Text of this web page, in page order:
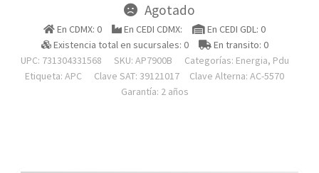
Agotado
En CDMX: 0 En CEDI CDMX:
En CEDI GDL: 0
Existencia total en sucursales: 0
En transito: 0
UPC: 731304331568
SKU: AP7900B Categorías: Energia, Pdu
Etiqueta: APC Clave SAT: 39121017
Clave Alterna: AC-5570
Garantía: 2 años